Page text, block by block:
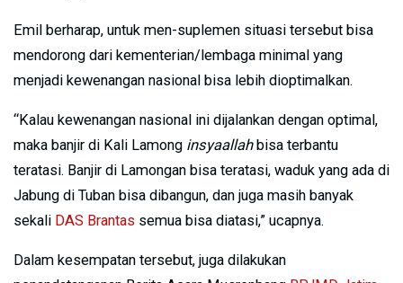
Emil berharap, untuk men-suplemen situasi tersebut bisa
mendorong dari kementerian/lembaga minimal yang
menjadi kewenangan nasional bisa lebih dioptimalkan.
“Kalau kewenangan nasional ini dijalankan dengan optimal,
maka banjir di Kali Lamong insyaallahbisa terbantu
teratasi. Banjir di Lamongan bisa teratasi, waduk yang ada di
Jabung di Tuban bisa dibangun, dan juga masih banyak
sekali DAS Brantas semua bisa diatasi,” ucapnya.
Dalam kesempatan tersebut, juga dilakukan